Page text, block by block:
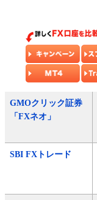
GMOクリック証券
「FXネオ」
SBI FXトレード